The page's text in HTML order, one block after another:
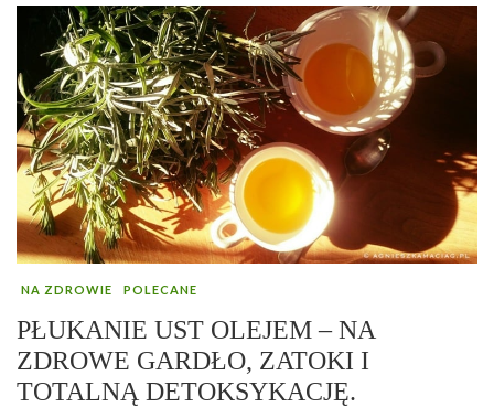
NA ZDROWIE POLECANE
PŁUKANIE UST OLEJEM – NA
ZDROWE GARDŁO, ZATOKI I
TOTALNĄ DETOKSYKACJĘ.